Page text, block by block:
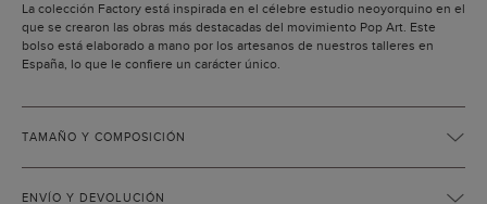
La colección Factory está inspirada en el célebre estudio neoyorquino en el
que se crearon las obras más destacadas del movimiento Pop Art. Este
bolso está elaborado a mano por los artesanos de nuestros talleres en
España, lo que le confiere un carácter único.
TAMAÑO Y COMPOSICIÓN
ENVÍO Y DEVOLUCIÓN